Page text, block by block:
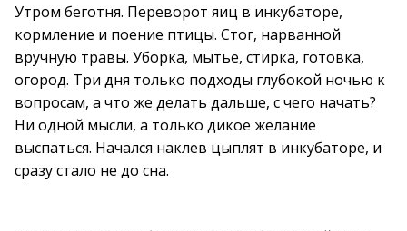
Утром беготня. Переворот яиц в инкубаторе,
кормление и поение птицы. Стог, нарванной
вручную травы. Уборка, мытье, стирка, готовка,
огород. Три дня только подходы глубокой ночью к
вопросам, а что же делать дальше, с чего начать?
Ни одной мысли, а только дикое желание
выспаться. Начался наклев цыплят в инкубаторе, и
сразу стало не до сна.